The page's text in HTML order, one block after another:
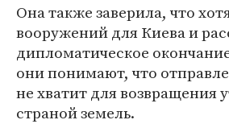
Она также заверила, что
вооружений для Киева и
дипломатическое
они понимают, что
не хватит для возвращения
страной земель.